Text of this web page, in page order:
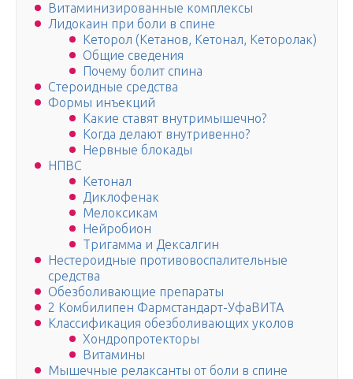
Витаминизированные комплексы
Лидокаин при боли в спине
Кеторол (Кетанов, Кетонал, Кеторолак)
Общие сведения
Почему болит спина
Стероидные средства
Формы инъекций
Какие ставят внутримышечно?
Когда делают внутривенно?
Нервные блокады
НПВС
Кетонал
Диклофенак
Мелоксикам
Нейробион
Тригамма и Дексалгин
Нестероидные противовоспалительные
средства
Обезболивающие препараты
2 Комбилипен Фармстандарт-УфаВИТА
Классификация обезболивающих уколов
Хондропротекторы
Витамины
Мышечные релаксанты от боли в спине